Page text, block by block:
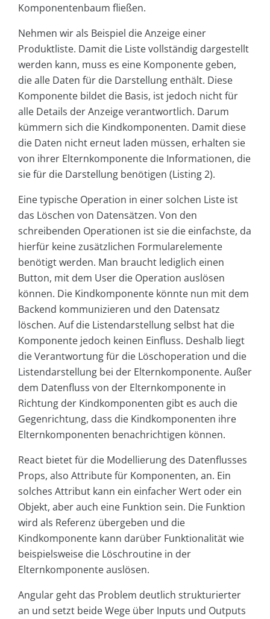
Komponentenbaum fließen.
Nehmen wir als Beispiel die Anzeige einer
Produktliste. Damit die Liste vollständig dargestellt
werden kann, muss es eine Komponente geben,
die alle Daten für die Darstellung enthält. Diese
Komponente bildet die Basis, ist jedoch nicht für
alle Details der Anzeige verantwortlich. Darum
kümmern sich die Kindkomponenten. Damit diese
die Daten nicht erneut laden müssen, erhalten sie
von ihrer Elternkomponente die Informationen, die
sie für die Darstellung benötigen (Listing 2).
Eine typische Operation in einer solchen Liste ist
das Löschen von Datensätzen. Von den
schreibenden Operationen ist sie die einfachste, da
hierfür keine zusätzlichen Formularelemente
benötigt werden. Man braucht lediglich einen
Button, mit dem User die Operation auslösen
können. Die Kindkomponente könnte nun mit dem
Backend kommunizieren und den Datensatz
löschen. Auf die Listendarstellung selbst hat die
Komponente jedoch keinen Einfluss. Deshalb liegt
die Verantwortung für die Löschoperation und die
Listendarstellung bei der Elternkomponente. Außer
dem Datenfluss von der Elternkomponente in
Richtung der Kindkomponenten gibt es auch die
Gegenrichtung, dass die Kindkomponenten ihre
Elternkomponenten benachrichtigen können.
React bietet für die Modellierung des Datenflusses
Props, also Attribute für Komponenten, an. Ein
solches Attribut kann ein einfacher Wert oder ein
Objekt, aber auch eine Funktion sein. Die Funktion
wird als Referenz übergeben und die
Kindkomponente kann darüber Funktionalität wie
beispielsweise die Löschroutine in der
Elternkomponente auslösen.
Angular geht das Problem deutlich strukturierter
an und setzt beide Wege über Inputs und Outputs